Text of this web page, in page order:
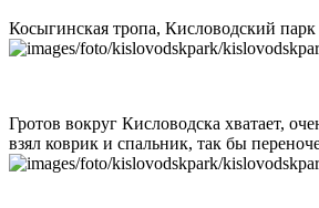
Косыгинская тропа, Кисловодский парк
Гротов вокруг Кисловодска хватает,
взял коврик и спальник, так бы